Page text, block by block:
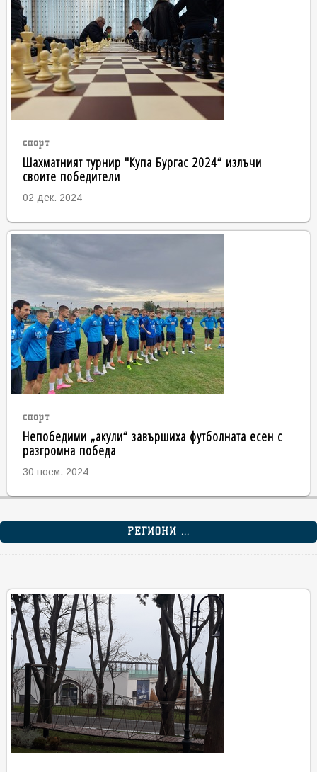
спорт
Шахматният турнир "Купа Бургас 2024“ излъчи
своите победители
02 дек. 2024
спорт
Непобедими „акули“ завършиха футболната есен с
разгромна победа
30 ноем. 2024
РЕГИОНИ ...